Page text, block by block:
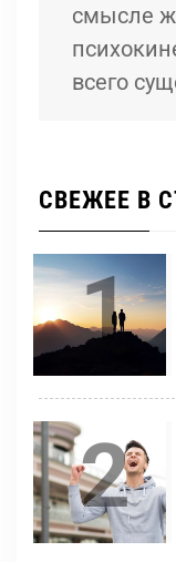
смысле
всего
СВЕЖЕЕ В
1
2